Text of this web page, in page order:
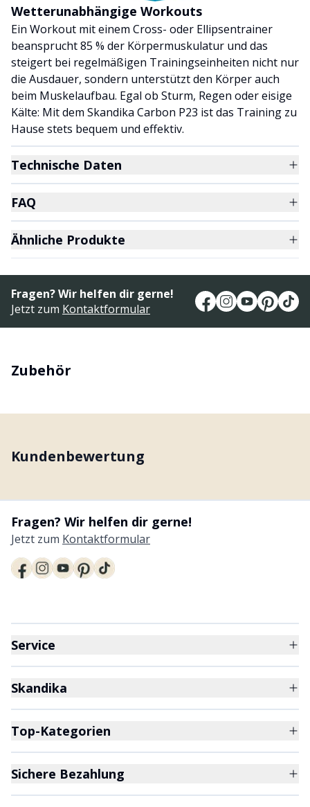
Wetterunabhängige Workouts
Ein Workout mit einem Cross- oder Ellipsentrainer
beansprucht 85 % der Körpermuskulatur und das
steigert bei regelmäßigen Trainingseinheiten nicht nur
die Ausdauer, sondern unterstützt den Körper auch
beim Muskelaufbau. Egal ob Sturm, Regen oder eisige
Kälte: Mit dem Skandika Carbon P23 ist das Training zu
Hause stets bequem und effektiv.
Technische Daten
FAQ
Ähnliche Produkte
Fragen? Wir helfen dir gerne!
Jetzt zum Kontaktformular
Zubehör
Kundenbewertung
Fragen? Wir helfen dir gerne!
Jetzt zum Kontaktformular
Service
Skandika
Top-Kategorien
Sichere Bezahlung